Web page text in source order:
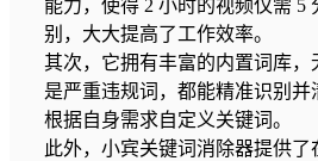
能力，使得 2 小时的视频仅需 5
别，大大提高了工作效率。
其次，它拥有丰富的内置词库，
是严重违规词，都能精准识别
根据自身需求自定义关键词。
此外，小宾关键词消除器提供了